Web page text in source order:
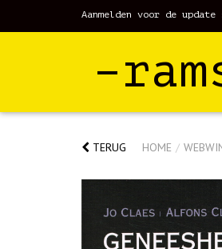
Aanmelden voor de
TERUG HOME /